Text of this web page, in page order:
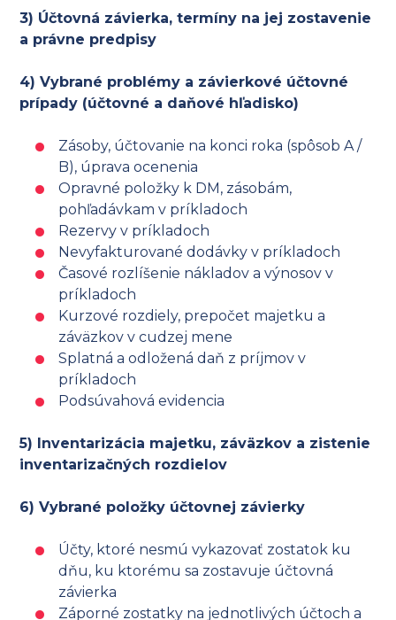
3) Účtovná závierka, termíny na jej zostavenie
a právne predpisy
4) Vybrané problémy a závierkové účtovné
prípady (účtovné a daňové hľadisko)
Zásoby, účtovanie na konci roka (spôsob A /
B), úprava ocenenia
Opravné položky k DM, zásobám,
pohľadávkam v príkladoch
Rezervy v príkladoch
Nevyfakturované dodávky v príkladoch
Časové rozlíšenie nákladov a výnosov v
príkladoch
Kurzové rozdiely, prepočet majetku a
záväzkov v cudzej mene
Splatná a odložená daň z príjmov v
príkladoch
Podsúvahová evidencia
5) Inventarizácia majetku, záväzkov a zistenie
inventarizačných rozdielov
6) Vybrané položky účtovnej závierky
Účty, ktoré nesmú vykazovať zostatok ku
dňu, ku ktorému sa zostavuje účtovná
závierka
Záporné zostatky na jednotlivých účtoch a